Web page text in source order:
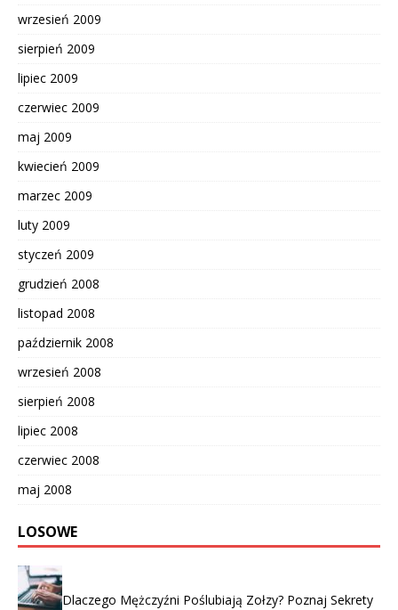
wrzesień 2009
sierpień 2009
lipiec 2009
czerwiec 2009
maj 2009
kwiecień 2009
marzec 2009
luty 2009
styczeń 2009
grudzień 2008
listopad 2008
październik 2008
wrzesień 2008
sierpień 2008
lipiec 2008
czerwiec 2008
maj 2008
LOSOWE
Dlaczego Mężczyźni Poślubiają Zołzy? Poznaj Sekrety